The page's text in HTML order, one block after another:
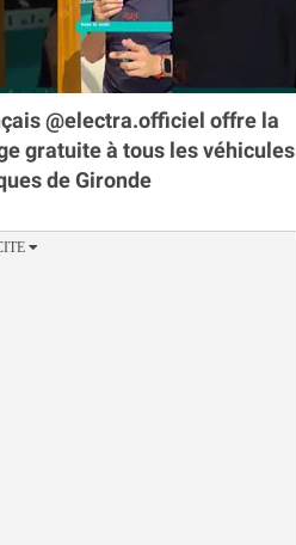
@electra.officiel offre la
gratuite à tous les véhicules
de Gironde